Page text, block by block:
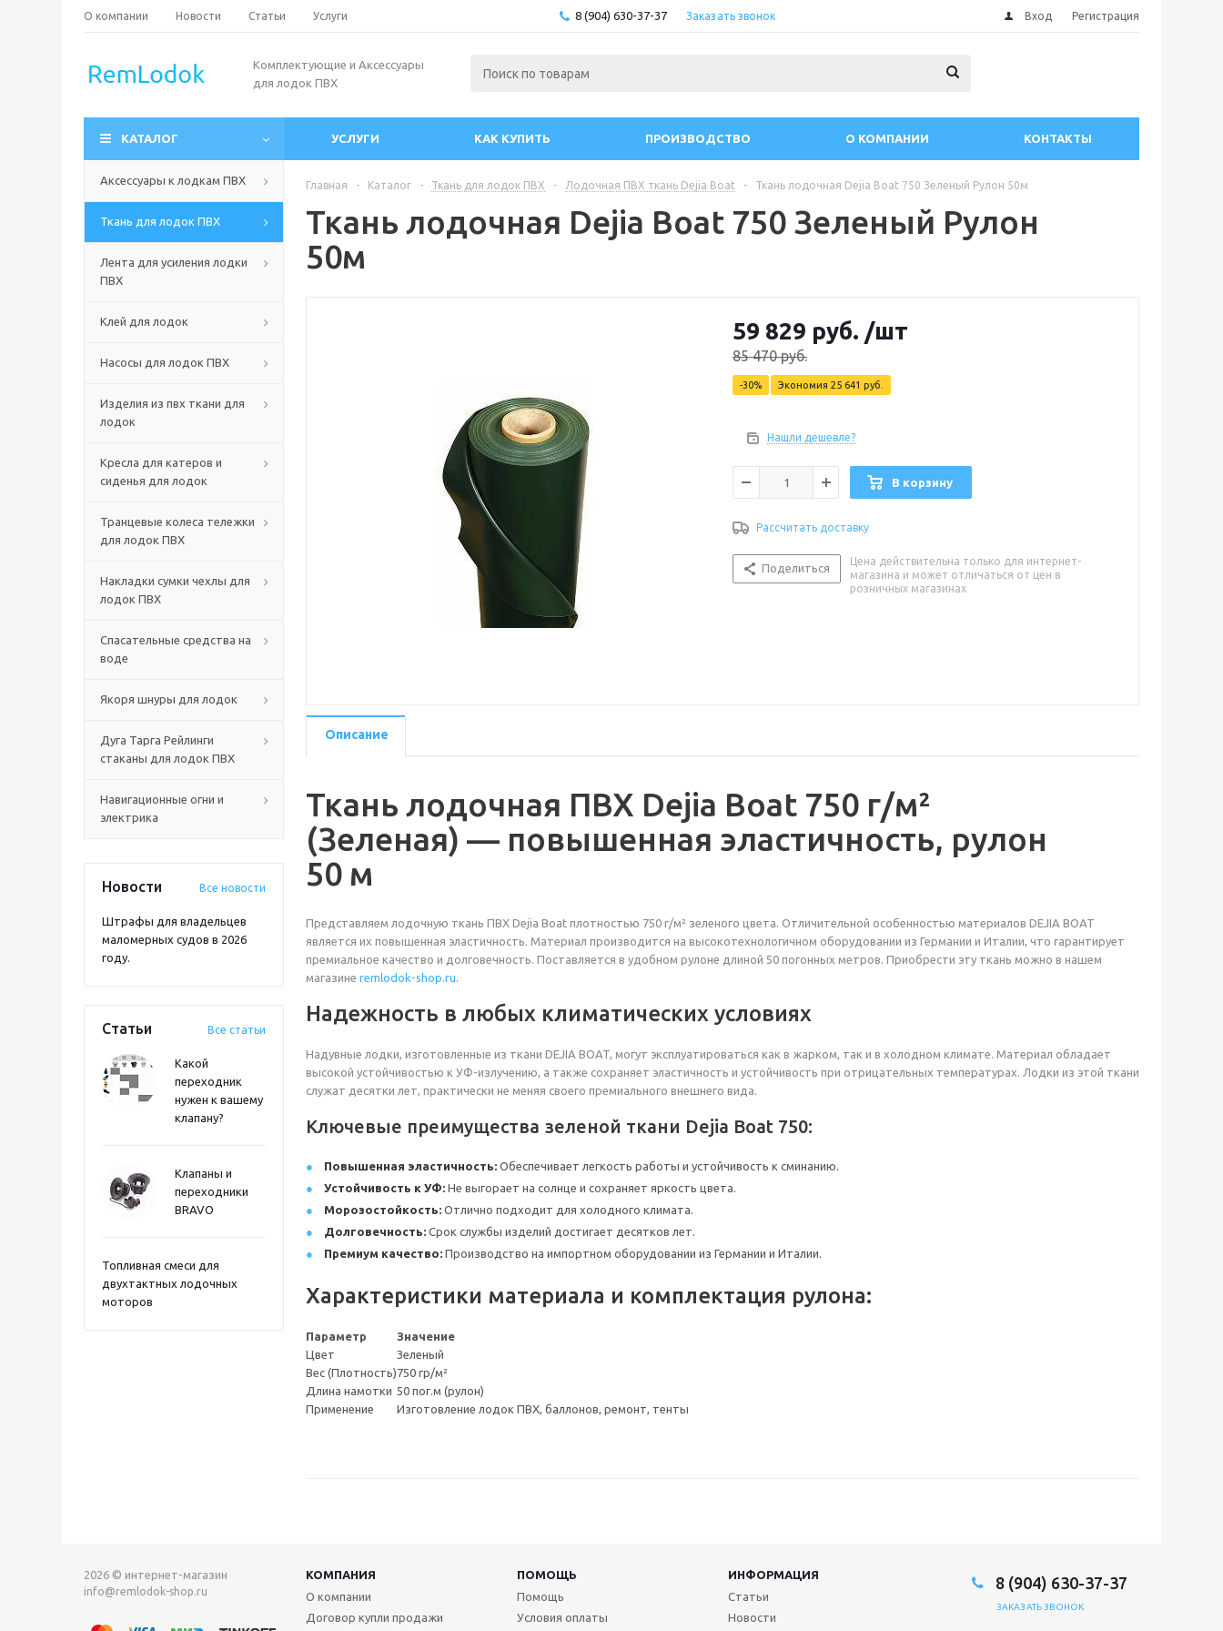
О компании Новости Статьи Услуги 8 (904) 630-37-37 Заказать звонок Вход Регистрация
Комплектующие и Аксессуары
для лодок ПВХ
КАТАЛОГ УСЛУГИ КАК КУПИТЬ ПРОИЗВОДСТВО О КОМПАНИИ КОНТАКТЫ
Аксессуары к лодкам ПВХ
Ткань для лодок ПВХ
Лента для усиления лодки
ПВХ
Клей для лодок
Насосы для лодок ПВХ
Изделия из пвх ткани для
лодок
Кресла для катеров и
сиденья для лодок
Транцевые колеса тележки
для лодок ПВХ
Накладки сумки чехлы для
лодок ПВХ
Спасательные средства на
воде
Якоря шнуры для лодок
Дуга Тарга Рейлинги
стаканы для лодок ПВХ
Навигационные огни и
электрика
Новости Все новости
Штрафы для владельцев
маломерных судов в 2026
году.
Статьи Все статьи
Какой
переходник
нужен к вашему
клапану?
Клапаны и
переходники
BRAVO
Топливная смеси для
двухтактных лодочных
моторов
Главная - Каталог - Ткань для лодок ПВХ - Лодочная ПВХ ткань Dejia Boat - Ткань лодочная Dejia Boat 750 Зеленый Рулон 50м
Ткань лодочная Dejia Boat 750 Зеленый Рулон
50м
59 829 руб. /шт
85 470руб.
-30% Экономия 25 641 руб.
Нашли дешевле?
В корзину
Рассчитать доставку
Поделиться
Цена действительна только для интернет-
магазина и может отличаться от цен в
розничных магазинах
Описание
Ткань лодочная ПВХ Dejia Boat 750 г/м²
(Зеленая) — повышенная эластичность, рулон
50 м
Представляем лодочную ткань ПВХ Dejia Boat плотностью 750 г/м² зеленого цвета. Отличительной особенностью материалов DEJIA BOAT
является их повышенная эластичность. Материал производится на высокотехнологичном оборудовании из Германии и Италии, что гарантирует
премиальное качество и долговечность. Поставляется в удобном рулоне длиной 50 погонных метров. Приобрести эту ткань можно в нашем
магазине remlodok-shop.ru.
Надежность в любых климатических условиях
Надувные лодки, изготовленные из ткани DEJIA BOAT, могут эксплуатироваться как в жарком, так и в холодном климате. Материал обладает
высокой устойчивостью к УФ-излучению, а также сохраняет эластичность и устойчивость при отрицательных температурах. Лодки из этой ткани
служат десятки лет, практически не меняя своего премиального внешнего вида.
Ключевые преимущества зеленой ткани Dejia Boat 750:
Повышенная эластичность: Обеспечивает легкость работы и устойчивость к сминанию.
Устойчивость к УФ: Не выгорает на солнце и сохраняет яркость цвета.
Морозостойкость: Отлично подходит для холодного климата.
Долговечность: Срок службы изделий достигает десятков лет.
Премиум качество: Производство на импортном оборудовании из Германии и Италии.
Характеристики материала и комплектация рулона:
Параметр
Значение
Цвет
Зеленый
Вес (Плотность)750 гр/м²
Длина намотки 50 пог.м (рулон)
Применение
Изготовление лодок ПВХ, баллонов, ремонт, тенты
2026 © интернет-магазин
info@remlodok-shop.ru
КОМПАНИЯ ПОМОЩЬ
ИНФОРМАЦИЯ
О компании
Договор купли продажи
Помощь
Условия оплаты
Статьи
Новости
8 (904) 630-37-37
ЗАКАЗАТЬ ЗВОНОК